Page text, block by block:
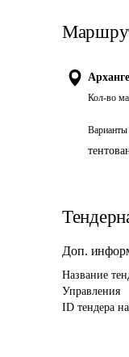
Кол-во
Варианты
Доп.
Название
Управления
ID тендера